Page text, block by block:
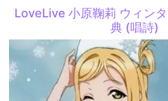
LoveLive 小原鞠莉 ウィン
典 (唱詩)